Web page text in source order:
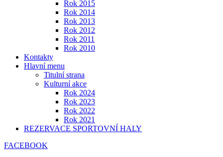
Rok 2015
Rok 2014
Rok 2013
Rok 2012
Rok 2011
Rok 2010
Kontakty
Hlavní menu
Titulní strana
Kulturní akce
Rok 2024
Rok 2023
Rok 2022
Rok 2021
REZERVACE SPORTOVNÍ HALY
FACEBOOK